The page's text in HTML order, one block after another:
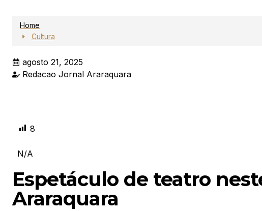
Home
Cultura
agosto 21, 2025
Redacao Jornal Araraquara
8
N/A
Espetáculo de teatro
Araraquara